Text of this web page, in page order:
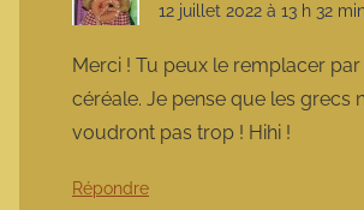
12 juillet 2022 à 13 h 32
Merci ! Tu peux le remplacer
céréale. Je pense que les grecs
voudront pas trop ! Hihi !
Répondre